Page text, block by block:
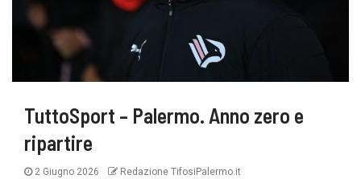
TuttoSport – Palermo. Anno zero e
ripartire
2 Giugno 2026 Redazione TifosiPalermo.it